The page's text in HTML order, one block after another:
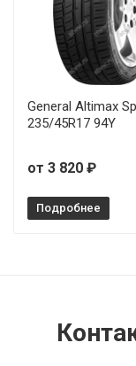
General Altimax
235/45R17 94Y
от 3 820 ₽
Подробнее